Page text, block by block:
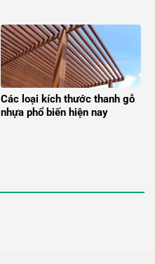
Các loại kích thước thanh gỗ
nhựa phổ biến hiện nay